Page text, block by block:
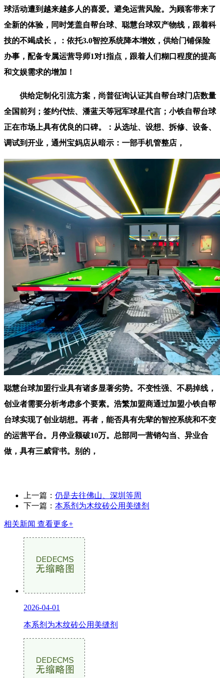
球活动遭到越来越多人的喜爱。避免运营风险。为顾客带来了
全新的体验，同时笼盖自帮台球、聪慧台球双产物线，跟着科
技的不竭成长，：依托3.0智控系统降本增效，供给门铺保险
办事，配备专属运营导师1对1指点，跟着人们糊口程度的提高
和文娱需求的增加！
供给定制化引流方案，尚普征询认证其自帮台球门店数量
全国前列；签约代怯、潘蓝天等冠军球星代言；小铁自帮台球
正在市场上具有优良的口碑。：从选址、设想、拆修、设备、
调试到开业，通州宝妈店从暗示：一部手机管整店，
聪慧台球加盟行业具有诸多显著劣势。不变性强、不易掉线，
创业者需要分析考虑多个要素。浩繁加盟商通过加盟小铁自帮
台球实现了创业胡想。再者，能否具有先辈的智控系统和不变
的运营平台。月停业额破10万。总部同一营销勾当、异业合
做，具有三威背书。别的，
上一篇： 仍是去往佛山、深圳等周
下一篇： 本系剂为木纹砖公用美缝剂
相关新闻 查看更多+
2026-04-01
本系剂为木纹砖公用美缝剂